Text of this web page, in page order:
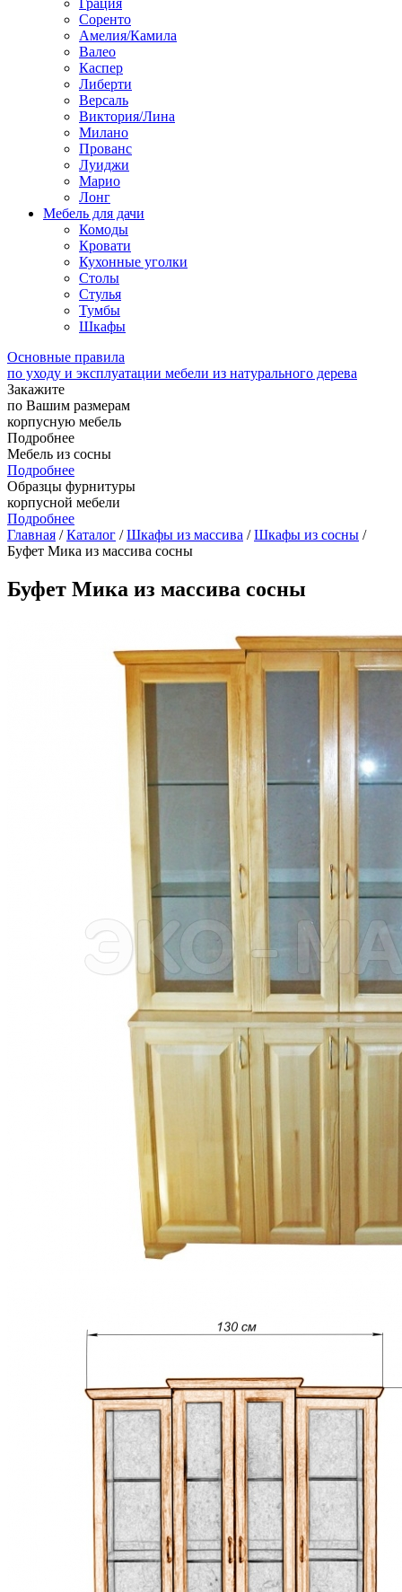
Грация
Соренто
Амелия/Камила
Валео
Каспер
Либерти
Версаль
Виктория/Лина
Милано
Прованс
Луиджи
Марио
Лонг
Мебель для дачи
Комоды
Кровати
Кухонные уголки
Столы
Стулья
Тумбы
Шкафы
Основные правила
по уходу и эксплуатации мебели из натурального дерева
Закажите
по Вашим размерам
корпусную мебель
Подробнее
Мебель из сосны
Подробнее
Образцы фурнитуры
корпусной мебели
Подробнее
Главная /Каталог /Шкафы из массива /Шкафы из сосны /
Буфет Мика из массива сосны
Буфет Мика из массива сосны